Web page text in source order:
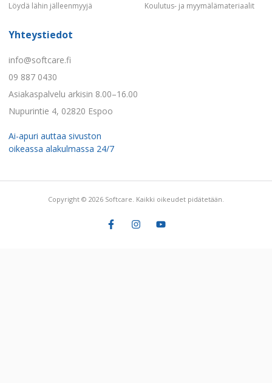
Löydä lähin jälleenmyyjä
Koulutus- ja myymälämateriaalit
Yhteystiedot
info@softcare.fi
09 887 0430
Asiakaspalvelu arkisin 8.00–16.00
Nupurintie 4, 02820 Espoo
Ai-apuri auttaa sivuston
oikeassa alakulmassa 24/7
Copyright © 2026 Softcare. Kaikki oikeudet pidätetään.